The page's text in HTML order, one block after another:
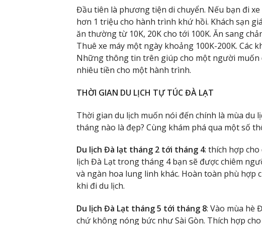
Đầu tiên là phương tiện di chuyển. Nếu bạn đi
hơn 1 triệu cho hành trình khứ hồi. Khách sạn
ăn thường từ 10K, 20K cho tới 100K. Ăn sang
Thuê xe máy một ngày khoảng 100K-200K. Các
Những thông tin trên giúp cho một người muốn
nhiêu tiền cho một hành trình.
THỜI GIAN DU LỊCH TỰ TÚC ĐÀ LẠT
Thời gian du lịch muốn nói đến chính là mùa du
tháng nào là đẹp? Cùng khám phá qua một số
Du lịch Đà lạt tháng 2 tới tháng 4: thích hợp cho
lịch Đà Lạt trong tháng 4 bạn sẽ được chiêm
và ngàn hoa lung linh khác. Hoàn toàn phù hợp
khi đi du lịch.
Du lịch Đà Lạt tháng 5 tới tháng 8: Vào mùa hè
chứ không nóng bức như Sài Gòn. Thích hợp